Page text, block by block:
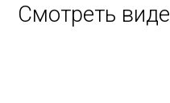
Смотреть